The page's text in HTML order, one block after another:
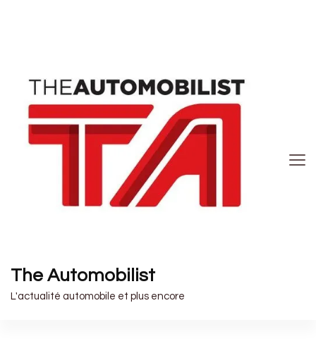
The Automobilist
L'actualité automobile et plus encore